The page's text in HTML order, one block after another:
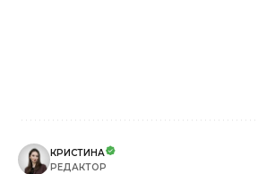
КРИСТИНА
РЕДАКТОР